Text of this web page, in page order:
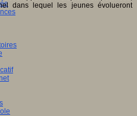
dans lequel les jeunes évolueront